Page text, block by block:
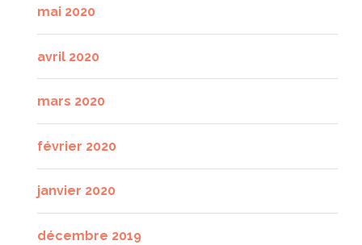
mai 2020
avril 2020
mars 2020
février 2020
janvier 2020
décembre 2019